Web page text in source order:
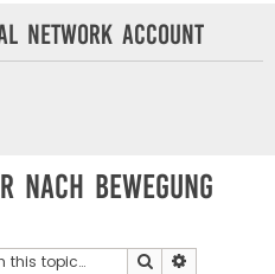
r
network account
nach Bewegung
Search